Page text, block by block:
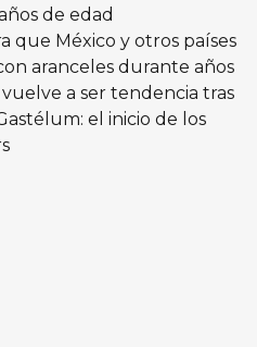
de edad
que México y otros países
aranceles durante años
vuelve a ser tendencia tras
el inicio de los